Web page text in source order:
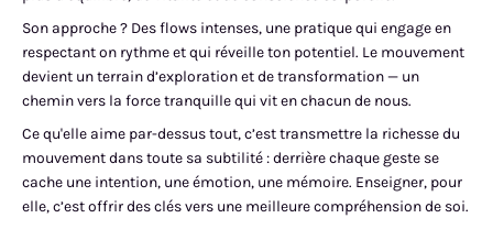
Son approche ? Des flows intenses, une pratique qui engage en
respectant on rythme et qui réveille ton potentiel. Le mouvement
devient un terrain d’exploration et de transformation — un
chemin vers la force tranquille qui vit en chacun de nous.
Ce qu'elle aime par-dessus tout, c’est transmettre la richesse du
mouvement dans toute sa subtilité : derrière chaque geste se
cache une intention, une émotion, une mémoire. Enseigner, pour
elle, c’est offrir des clés vers une meilleure compréhension de soi.